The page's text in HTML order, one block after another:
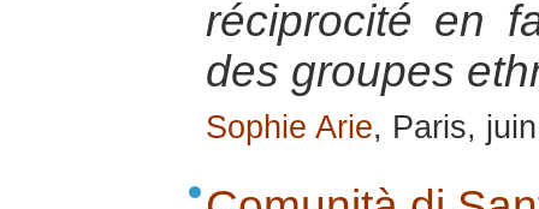
réciprocité en
des groupes
Sophie Arie, Paris,